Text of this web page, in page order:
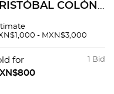
COLÓN.
Pzs 29
- MXN$3,000
1 Bid
for